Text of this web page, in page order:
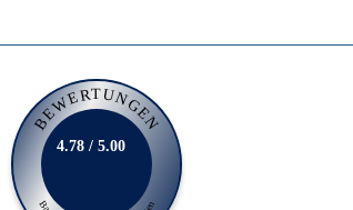
BEWERTUNGEN
4.78 / 5.00